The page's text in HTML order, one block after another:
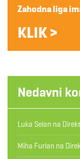
Zahodna liga
KLIK >
Nedavni
Luka Selan na
Miha Furlan na